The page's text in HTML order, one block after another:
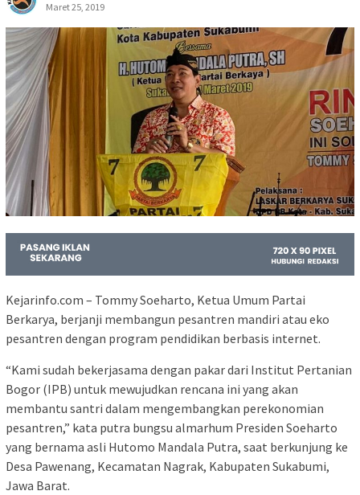
Maret 25, 2019
Kejarinfo.com – Tommy Soeharto, Ketua Umum Partai
Berkarya, berjanji membangun pesantren mandiri atau eko
pesantren dengan program pendidikan berbasis internet.
“Kami sudah bekerjasama dengan pakar dari Institut Pertanian
Bogor (IPB) untuk mewujudkan rencana ini yang akan
membantu santri dalam mengembangkan perekonomian
pesantren,” kata putra bungsu almarhum Presiden Soeharto
yang bernama asli Hutomo Mandala Putra, saat berkunjung ke
Desa Pawenang, Kecamatan Nagrak, Kabupaten Sukabumi,
Jawa Barat.